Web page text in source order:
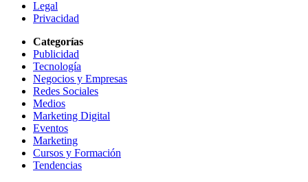
Legal
Privacidad
Categorías
Publicidad
Tecnología
Negocios y Empresas
Redes Sociales
Medios
Marketing Digital
Eventos
Marketing
Cursos y Formación
Tendencias